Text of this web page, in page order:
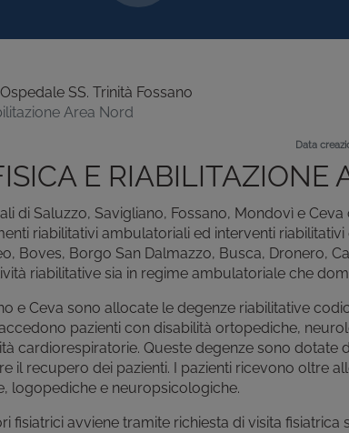
Ospedale SS. Trinità Fossano
Area Nord
Data
E RIABILITAZIONE
di Saluzzo, Savigliano, Fossano, Mondovì e
riabilitativi ambulatoriali ed interventi
Boves, Borgo San Dalmazzo, Busca, Dronero,
riabilitative sia in regime ambulatoriale che
e Ceva sono allocate le degenze riabilitative
pazienti con disabilità ortopediche,
cardiorespiratorie. Queste degenze sono dotate
il recupero dei pazienti. I pazienti ricevono oltre
logopediche e neuropsicologiche.
fisiatrici avviene tramite richiesta di visita